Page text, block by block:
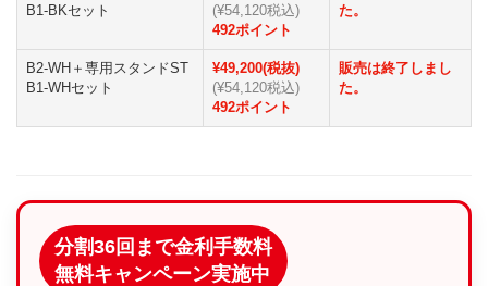
B1-BKセット
(¥54,120税込)
492ポイント
た。
B2-WH＋専用スタンドST
B1-WHセット
¥49,200(税抜)
(¥54,120税込)
492ポイント
販売は終了しまし
た。
分割36回まで金利手数料
無料キャンペーン実施中